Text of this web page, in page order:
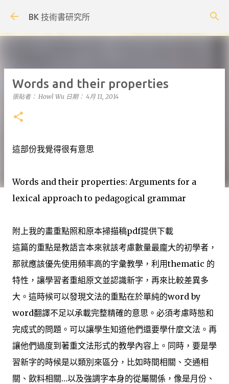
BK 技術書研究所
Words and their properties
張貼者： Howl Wu 日期： 4月 11, 2014
這部份我覺得很有意思
Words and their properties: Arguments for a
lexical approach to pedagogical grammar
附上我的畫重點照和原本掃描稿pdf提供下載
這篇的重點是教語言本來就該考慮數量最龐大的初學者，
那就應該優先使用頻率高的字彙教學，利用thematic 的
特性，讓學習者重組原文並認識新字，再來比較差異多
大。這時候可以發現文法的重點在於單純的word by
word翻譯不足以承載完整精確的意思。必須考慮時態和
完成式的問題。可以讓學生知道他們還要學什麼文法。再
讓他們過度到著重文法形式的教學內容上。同時，要是學
習新字的時候是以類別來區分，比如時間相關、交通相
關、飲料相關…以及強調字本身的從屬關係，像是月份、